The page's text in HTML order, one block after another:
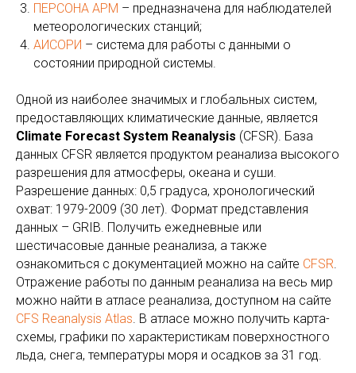
ПЕРСОНА АРМ – предназначена для наблюдателей
метеорологических станций;
АИСОРИ – система для работы с данными о
состоянии природной системы.
Одной из наиболее значимых и глобальных систем,
предоставляющих климатические данные, является
Climate Forecast System Reanalysis (CFSR). База
данных CFSR является продуктом реанализа высокого
разрешения для атмосферы, океана и суши.
Разрешение данных: 0,5 градуса, хронологический
охват: 1979-2009 (30 лет). Формат представления
данных – GRIB. Получить ежедневные или
шестичасовые данные реанализа, а также
ознакомиться с документацией можно на сайте CFSR.
Отражение работы по данным реанализа на весь мир
можно найти в атласе реанализа, доступном на сайте
CFS Reanalysis Atlas. В атласе можно получить карта-
схемы, графики по характеристикам поверхностного
льда, снега, температуры моря и осадков за 31 год.